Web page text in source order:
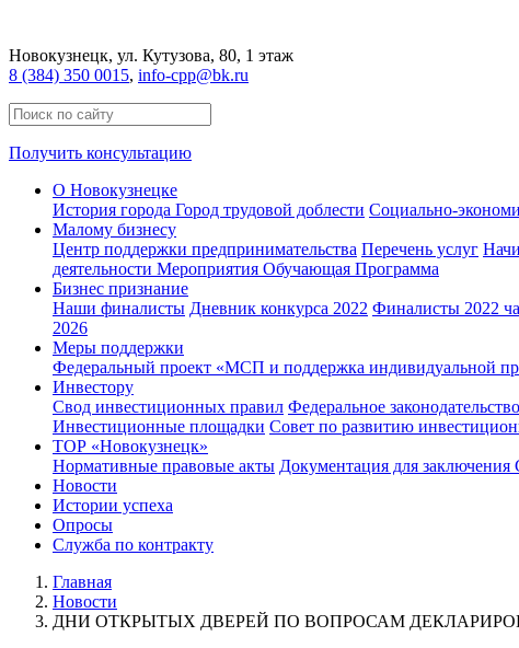
Новокузнецк, ул. Кутузова, 80, 1 этаж
8 (384) 350 0015, info-cpp@bk.ru
Получить консультацию
О Новокузнецке
История города Город трудовой доблести Социально-
Малому бизнесу
Центр поддержки предпринимательства Перечень услуг
деятельности Мероприятия Обучающая Программа
Бизнес признание
Наши финалисты Дневник конкурса 2022 Финалисты 2022
2026
Меры поддержки
Федеральный проект «МСП и поддержка индивидуальной
Инвестору
Свод инвестиционных правил Федеральное законодательство
Инвестиционные площадки Совет по развитию
ТОР «Новокузнецк»
Нормативные правовые акты Документация для заключения
Новости
Истории успеха
Опросы
Служба по контракту
Главная
Новости
ДНИ ОТКРЫТЫХ ДВЕРЕЙ ПО ВОПРОСАМ